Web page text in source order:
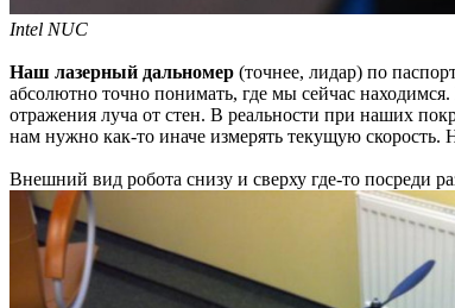
Intel NUC
Наш лазерный дальномер (точнее, лидар) по
абсолютно точно понимать, где мы сейчас
отражения луча от стен. В реальности при наших
нам нужно как-то иначе измерять текущую
Внешний вид робота снизу и сверху где-то посреди